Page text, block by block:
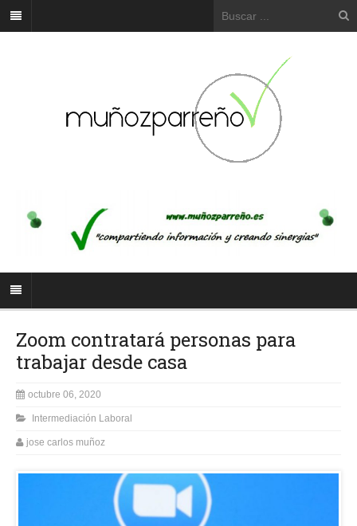
Zoom contratará personas para
trabajar desde casa
octubre 06, 2020
Intermediación Laboral
jose carlos muñoz